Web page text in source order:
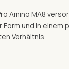
Amino MA8
und in einem
Verhältnis.